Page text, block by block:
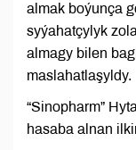
almak boýunça
syýahatçylyk
almagy bilen
maslahatlaşyldy.
“Sinopharm”
hasaba alnan